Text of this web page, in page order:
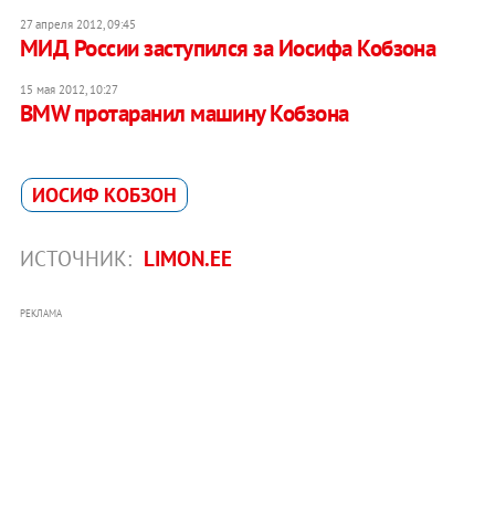
27 апреля 2012, 09:45
МИД России заступился за Иосифа Кобзона
15 мая 2012, 10:27
BMW протаранил машину Кобзона
ИОСИФ КОБЗОН
ИСТОЧНИК: LIMON.EE
РЕКЛАМА